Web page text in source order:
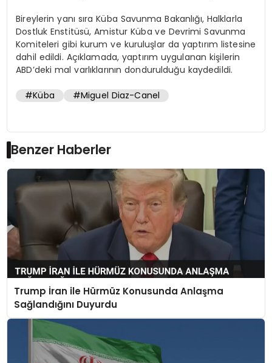
Bireylerin yanı sıra Küba Savunma Bakanlığı, Halklarla
Dostluk Enstitüsü, Amistur Küba ve Devrimi Savunma
Komiteleri gibi kurum ve kuruluşlar da yaptırım listesine
dahil edildi. Açıklamada, yaptırım uygulanan kişilerin
ABD’deki mal varlıklarının dondurulduğu kaydedildi.
#Küba #Miguel Diaz-Canel
Benzer Haberler
Trump İran ile Hürmüz Konusunda Anlaşma
Sağlandığını Duyurdu